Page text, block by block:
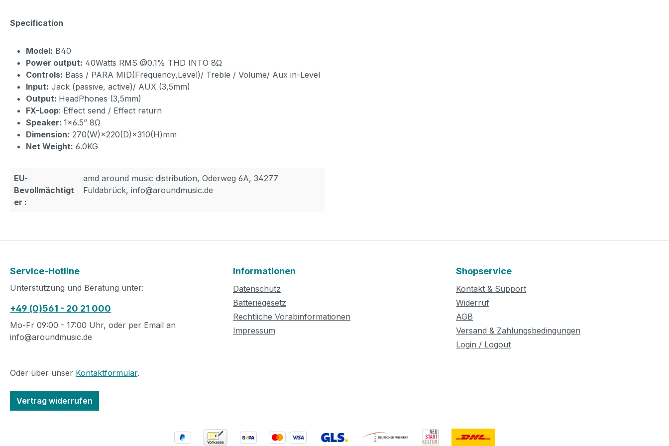
Specification
Model: B40
Power output: 40Watts RMS @0.1% THD INTO 8Ω
Controls: Bass / PARA MID(Frequency,Level)/ Treble / Volume/ Aux in-Level
Input: Jack (passive, active)/ AUX (3,5mm)
Output: HeadPhones (3,5mm)
FX-Loop: Effect send / Effect return
Speaker: 1×6.5” 8Ω
Dimension: 270(W)×220(D)×310(H)mm
Net Weight: 6.0KG
EU-
Bevollmächtigt
er :
amd around music distribution, Oderweg 6A, 34277
Fuldabrück, info@aroundmusic.de
Service-Hotline
Unterstützung und Beratung unter:
+49 (0)561 - 20 21 000
Mo-Fr 09:00 - 17:00 Uhr, oder per Email an
info@aroundmusic.de
Oder über unser Kontaktformular.
Vertrag widerrufen
Informationen
Datenschutz
Batteriegesetz
Rechtliche Vorabinformationen
Impressum
Shopservice
Kontakt & Support
Widerruf
AGB
Versand & Zahlungsbedingungen
Login / Logout